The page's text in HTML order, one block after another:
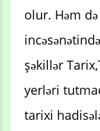
olur. Həm
şəkillər
yerləri
tarixi